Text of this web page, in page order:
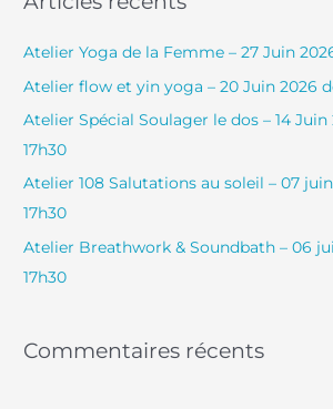
h
h
e
r
:
Atelier Yoga de la Femme – 27 Juin
Atelier flow et yin yoga – 20 Juin 2026
Atelier Spécial Soulager le dos – 14 Juin
17h30
Atelier 108 Salutations au soleil – 07
17h30
Atelier Breathwork & Soundbath – 06
17h30
Commentaires récents